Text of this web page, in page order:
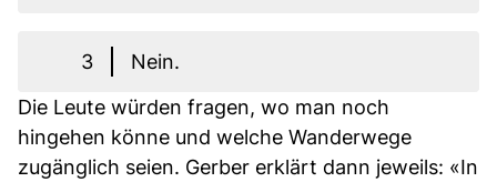
3
Nein.
Die Leute würden fragen, wo man noch
hingehen könne und welche Wanderwege
zugänglich seien. Gerber erklärt dann jeweils: «In